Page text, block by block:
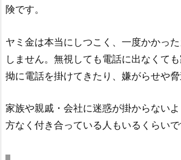
険です。
ヤミ金は本当にしつこく、一度かかっ
しません。無視しても電話に出なくて
拗に電話を掛けてきたり、嫌がらせや脅
家族や親戚・会社に迷惑が掛からない
方なく付き合っている人もいるくらいで